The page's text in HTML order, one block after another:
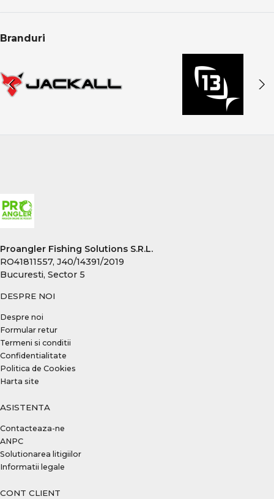
Branduri
Proangler Fishing Solutions S.R.L.
RO41811557, J40/14391/2019
Bucuresti, Sector 5
DESPRE NOI
Despre noi
Formular retur
Termeni si conditii
Confidentialitate
Politica de Cookies
Harta site
ASISTENTA
Contacteaza-ne
ANPC
Solutionarea litigiilor
Informatii legale
CONT CLIENT